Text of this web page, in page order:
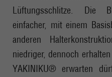
Lüftungsschlitze. Die
einfacher, mit einem
anderen
niedriger, dennoch
YAKINIKU® erwarten